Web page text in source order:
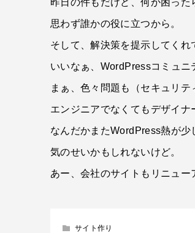
昨日の件もだけど、何か困っ
思わず誰かの役に立つから。
そして、解決策を提示してくれ
いいなぁ、WordPressコミュニ
まぁ、色々問題も（セキュリ
エンジニアでなくてもデザイ
なんだかまたWordPress熱が少
気のせいかもしれないけど。
あー、会社のサイトもリニュ
サイト作り